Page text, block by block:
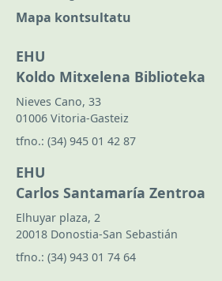
Mapa kontsultatu
EHU
Koldo Mitxelena Biblioteka
Nieves Cano, 33
01006 Vitoria-Gasteiz
tfno.: (34) 945 01 42 87
EHU
Carlos Santamaría Zentroa
Elhuyar plaza, 2
20018 Donostia-San Sebastián
tfno.: (34) 943 01 74 64